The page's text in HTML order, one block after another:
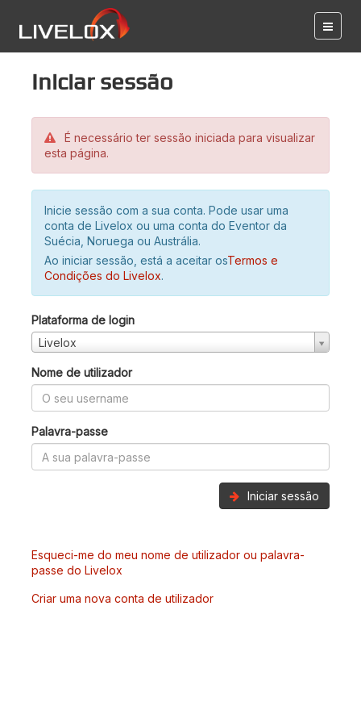
Iniciar sessão
É necessário ter sessão iniciada para visualizar
esta página.
Inicie sessão com a sua conta. Pode usar uma
conta de Livelox ou uma conta do Eventor da
Suécia, Noruega ou Austrália.
Ao iniciar sessão, está a aceitar osTermos e
Condições do Livelox.
Plataforma de login
Livelox
Nome de utilizador
Palavra-passe
Iniciar sessão
Esqueci-me do meu nome de utilizador ou palavra-
passe do Livelox
Criar uma nova conta de utilizador